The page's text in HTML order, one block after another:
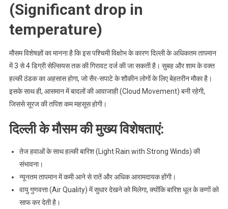
(Significant drop in
temperature)
मौसम विशेषज्ञों का मानना है कि इस पश्चिमी विक्षोभ के कारण दिल्ली के अधिकतम तापमान
में 3 से 4 डिग्री सेल्सियस तक की गिरावट दर्ज की जा सकती है। सुबह और शाम के वक्त
हल्की ठंडक का अहसास होगा, जो सैर-सपाटे के शौकीन लोगों के लिए बेहतरीन मौका है।
इसके साथ ही, आसमान में बादलों की आवाजाही (Cloud Movement) बनी रहेगी,
जिससे सूरज की तपिश कम महसूस होगी।
दिल्ली के मौसम की मुख्य विशेषताएं:
तेज हवाओं के साथ हल्की बारिश (Light Rain with Strong Winds) की
संभावना।
न्यूनतम तापमान में कमी आने से रातें और अधिक आरामदायक होंगी।
वायु गुणवत्ता (Air Quality) में सुधार देखने को मिलेगा, क्योंकि बारिश धूल के कणों को
साफ कर देती है।